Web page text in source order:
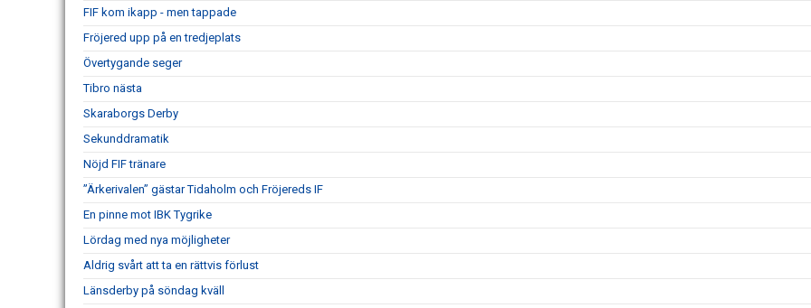
FIF kom ikapp - men tappade
Fröjered upp på en tredjeplats
Övertygande seger
Tibro nästa
Skaraborgs Derby
Sekunddramatik
Nöjd FIF tränare
”Ärkerivalen” gästar Tidaholm och Fröjereds IF
En pinne mot IBK Tygrike
Lördag med nya möjligheter
Aldrig svårt att ta en rättvis förlust
Länsderby på söndag kväll